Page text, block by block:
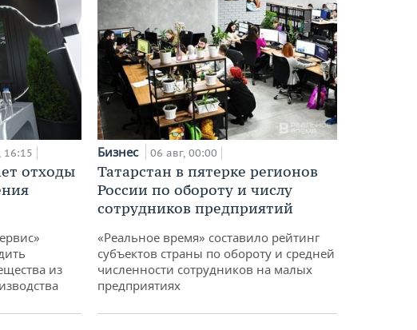
16:15
отходы
из
Бизнес 06 авг, 00:00
Татарстан в пятерке регионов
России по обороту и числу
сотрудников предприятий
«Реальное время» составило рейтинг
субъектов страны по обороту и средней
численности сотрудников на малых
предприятиях